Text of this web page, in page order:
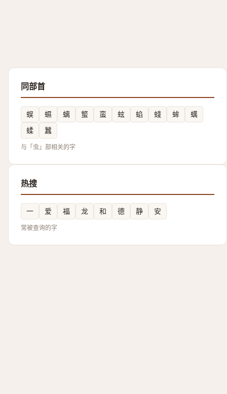
同部首
蜈 䗾 螭 螸 蛮 蚿 蜭 䗃 蛑
蠇
蝚
蠶
与「虫」部相关的字
热搜
一 爱 福 龙 和 德 静 安
常被查询的字